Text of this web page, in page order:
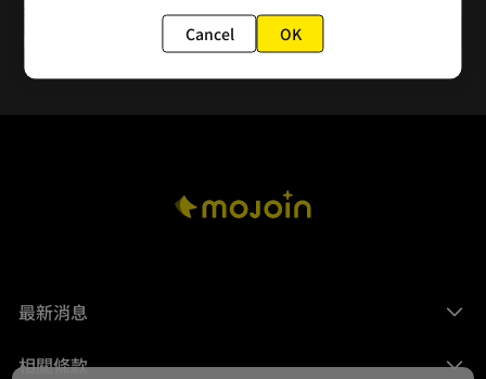
第30話 暴風雨前的寧靜
最新消息
相關條款
Cancel OK